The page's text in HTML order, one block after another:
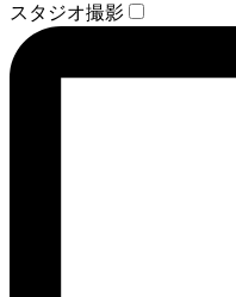
スタジオ撮影